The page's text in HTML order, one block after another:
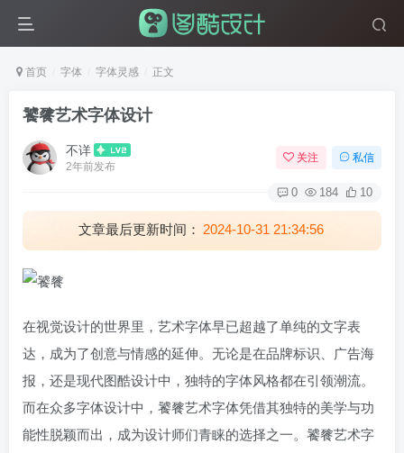
首页 字体 字体灵感 正文
饕餮艺术字体设计
不详
2年前发布
关注 私信
0 184 10
文章最后更新时间： 2024-10-31 21:34:56
在视觉设计的世界里，艺术字体早已超越了单纯的文字表
达，成为了创意与情感的延伸。无论是在品牌标识、广告海
报，还是现代图酷设计中，独特的字体风格都在引领潮流。
而在众多字体设计中，饕餮艺术字体凭借其独特的美学与功
能性脱颖而出，成为设计师们青睐的选择之一。饕餮艺术字